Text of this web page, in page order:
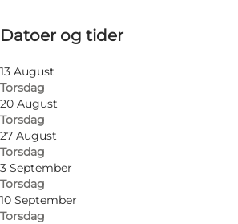
Datoer og tider
13 August
Torsdag
20 August
Torsdag
27 August
Torsdag
3 September
Torsdag
10 September
Torsdag
Besøg hjemmeside